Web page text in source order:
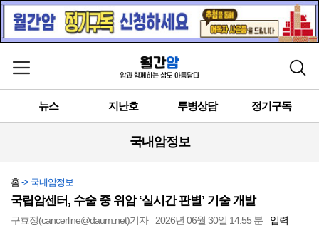
메뉴 열기 검색
뉴스 지난호 투병상담 정기구독
국내암정보
홈 -> 국내암정보
국립암센터, 수술 중 위암 ‘실시간 판별’ 기술 개발
구효정(cancerline@daum.net)기자 2026년 06월 30일 14:55 분
입력